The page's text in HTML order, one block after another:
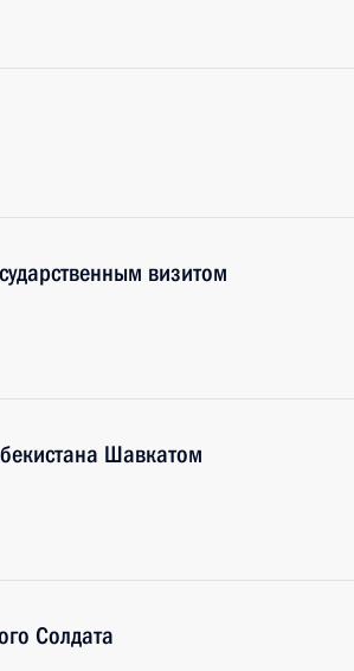
визитом
Шавкатом
Солдата